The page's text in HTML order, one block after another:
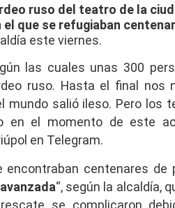
ruso del teatro de la
que se refugiaban
este viernes.
las cuales unas 300
ruso. Hasta el final nos
mundo salió ileso. Pero los
en el momento de este
en Telegram.
centenares de
“, según la alcaldía,
se complicaron